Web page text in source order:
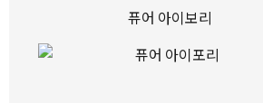
퓨어 아이보리